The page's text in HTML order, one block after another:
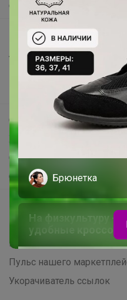
О нас
Все предложения
Анонсы
Новости
Поддержка альпак
Самое выгодное
Хиты продаж
Самое желанное
Самое быстрое
Начать зарабатывать с
Picabox.ru - Лучшее место
Розыгрыш - Генератор
Пульс нашего
Укорачиватель ссылок
Брюнетка
На физкультуру —
удобные